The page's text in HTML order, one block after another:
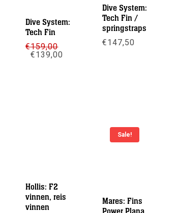
Dive System:
Tech Fin
€159,00
Oorspronkelijke
€139,00
Dive System:
Tech Fin /
springstraps
€147,50
Hollis: F2
vinnen, reis
vinnen
Sale!
Mares: Fins